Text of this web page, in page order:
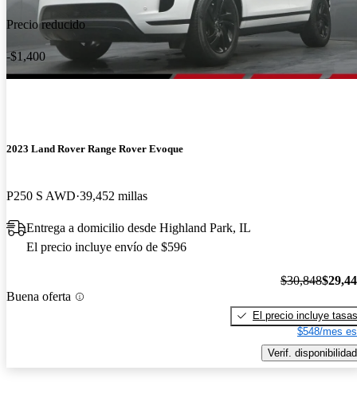
Precio reducido
-$1,400
2023 Land Rover Range Rover Evoque
P250 S AWD 39,452 millas
Entrega a domicilio desde Highland Park, IL
El precio incluye envío de $596
Buena oferta
$30,848
El precio incluye tasas
$548/mes
Verif. disponibilidad